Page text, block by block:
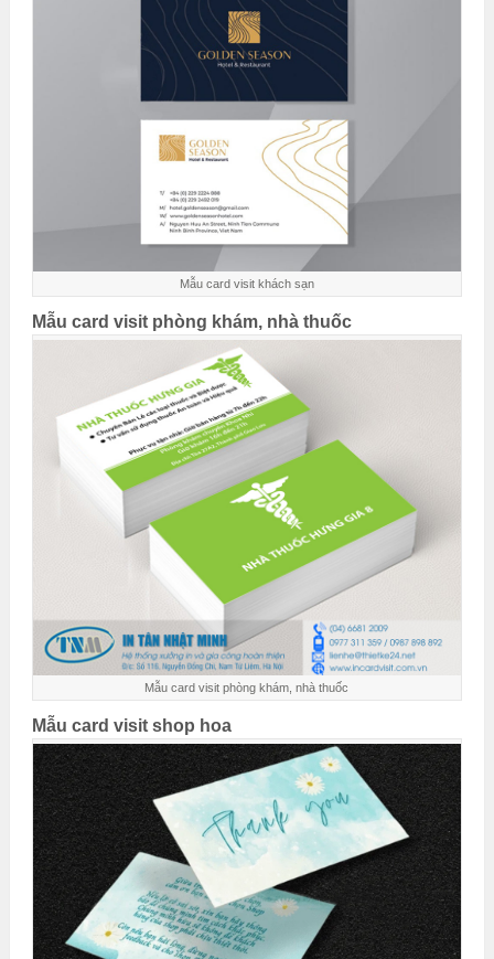
Mẫu card visit khách sạn
Mẫu card visit phòng khám, nhà thuốc
Mẫu card visit phòng khám, nhà thuốc
Mẫu card visit shop hoa